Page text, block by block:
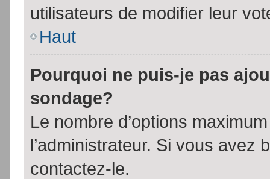
utilisateurs de modifier leur
Haut
Pourquoi ne puis-je pas
sondage?
Le nombre d’options
l’administrateur. Si vous avez
contactez-le.